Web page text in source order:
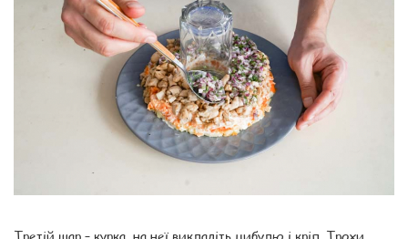
Третій шар – курка, на неї викладіть цибулю і кріп. Трохи